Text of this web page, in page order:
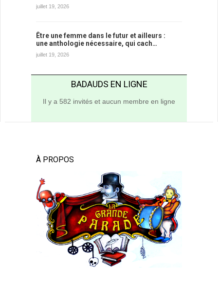
juillet 19, 2026
Être une femme dans le futur et ailleurs :
une anthologie nécessaire, qui cach…
juillet 19, 2026
BADAUDS EN LIGNE
Il y a 582 invités et aucun membre en ligne
À PROPOS